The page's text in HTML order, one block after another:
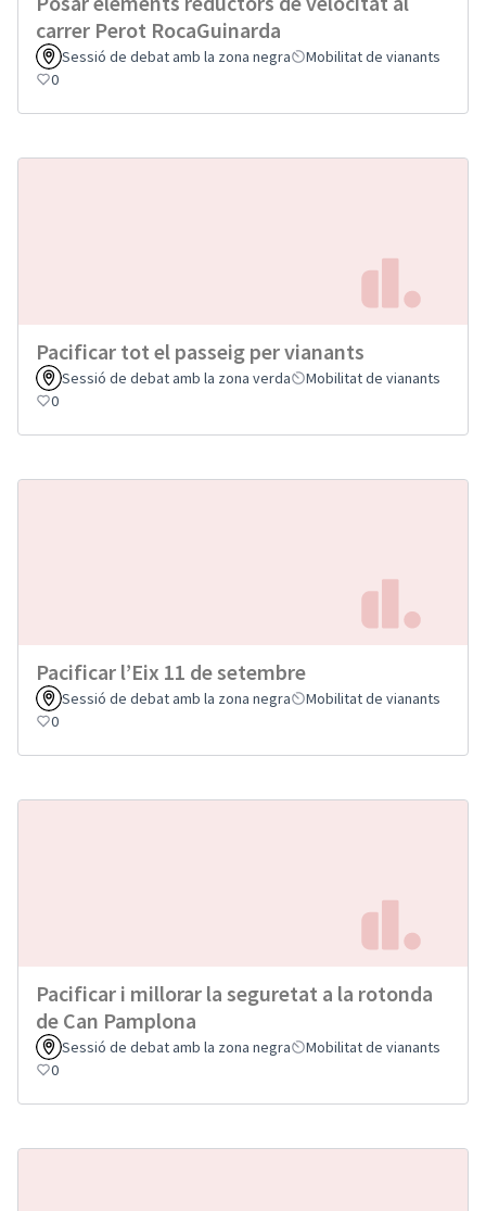
carrer Perot RocaGuinarda
Sessió de debat amb la zona negra
Mobilitat de vianants
0
Pacificar tot el passeig per vianants
Sessió de debat amb la zona verda
Mobilitat de vianants
0
Pacificar l’Eix 11 de setembre
Sessió de debat amb la zona negra
Mobilitat de vianants
0
Pacificar i millorar la seguretat a la rotonda
de Can Pamplona
Sessió de debat amb la zona negra
Mobilitat de vianants
0